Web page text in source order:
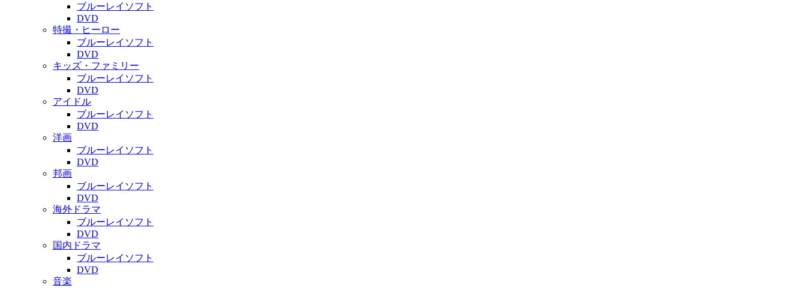
ブルーレイソフト
DVD
特撮・ヒーロー
ブルーレイソフト
DVD
キッズ・ファミリー
ブルーレイソフト
DVD
アイドル
ブルーレイソフト
DVD
洋画
ブルーレイソフト
DVD
邦画
ブルーレイソフト
DVD
海外ドラマ
ブルーレイソフト
DVD
国内ドラマ
ブルーレイソフト
DVD
音楽